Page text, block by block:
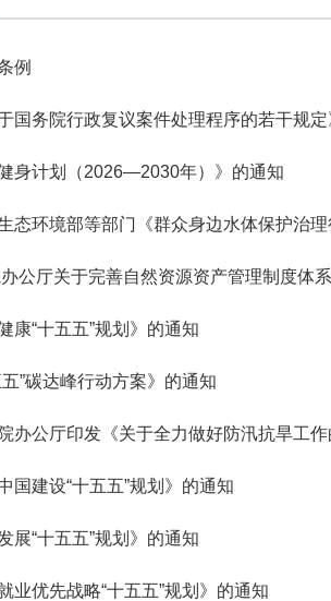
例
国务院行政复议案件处理程序的若干规
身计划（2026—2030年）》的通知
态环境部等部门《群众身边水体保护治
公厅关于完善自然资源资产管理制度体
康“十五五”规划》的通知
”碳达峰行动方案》的通知
办公厅印发《关于全力做好防汛抗旱工作
国建设“十五五”规划》的通知
展“十五五”规划》的通知
业优先战略“十五五”规划》的通知